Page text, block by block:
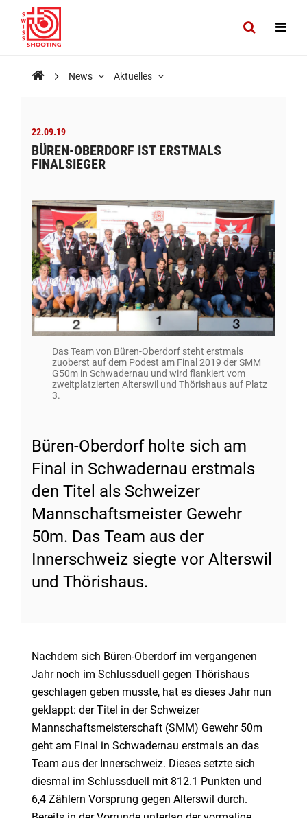
News Aktuelles
22.09.19
BÜREN-OBERDORF IST ERSTMALS
FINALSIEGER
Das Team von Büren-Oberdorf steht erstmals
zuoberst auf dem Podest am Final 2019 der SMM
G50m in Schwadernau und wird flankiert vom
zweitplatzierten Alterswil und Thörishaus auf Platz
3.
Büren-Oberdorf holte sich am
Final in Schwadernau erstmals
den Titel als Schweizer
Mannschaftsmeister Gewehr
50m. Das Team aus der
Innerschweiz siegte vor Alterswil
und Thörishaus.
Nachdem sich Büren-Oberdorf im vergangenen
Jahr noch im Schlussduell gegen Thörishaus
geschlagen geben musste, hat es dieses Jahr nun
geklappt: der Titel in der Schweizer
Mannschaftsmeisterschaft (SMM) Gewehr 50m
geht am Final in Schwadernau erstmals an das
Team aus der Innerschweiz. Dieses setzte sich
diesmal im Schlussduell mit 812.1 Punkten und
6,4 Zählern Vorsprung gegen Alterswil durch.